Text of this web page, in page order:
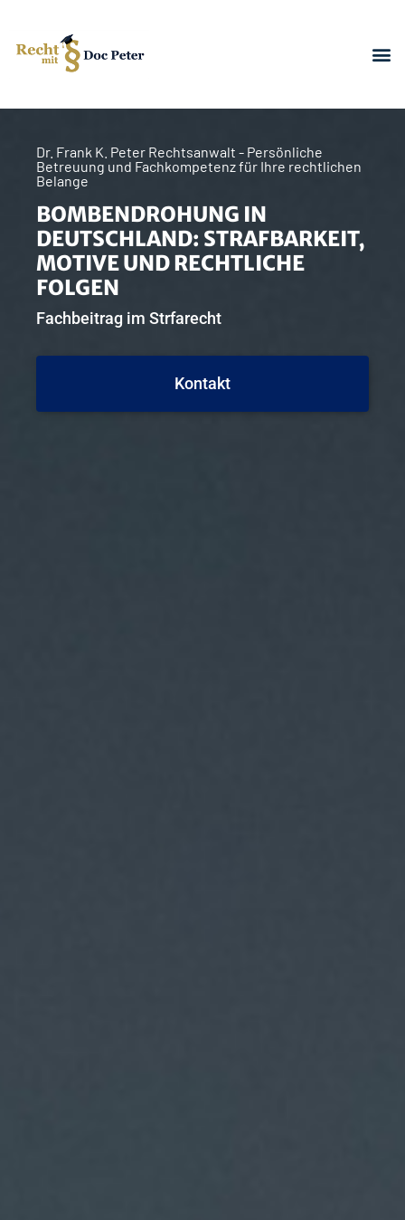
Dr. Frank K. Peter Rechtsanwalt - Persönliche
Betreuung und Fachkompetenz für Ihre rechtlichen
Belange
BOMBENDROHUNG IN
DEUTSCHLAND: STRAFBARKEIT,
MOTIVE UND RECHTLICHE
FOLGEN
Fachbeitrag im Strfarecht
Kontakt